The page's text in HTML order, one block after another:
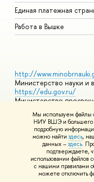
Мы используем файлы
НИУ ВШЭ и большего
подробную
можно найти здесь,
данных –здесь.
подтверждаете,
использовании
с нашими правилами
можете отключить
Единая платежная
Работа в Вышке
http://
Министерство науки и
https://edu.gov.ru/
Министерство
https://elearning.hse.ru/
Массовые открытые
© НИУ ВШЭ 1993–2026
использования материалов
Шрифты HSE Sans и HSE